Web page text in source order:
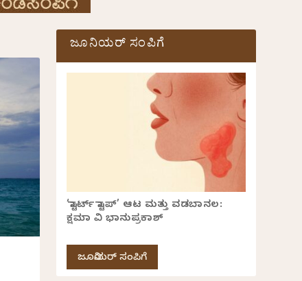
ಜೂನಿಯರ್ ಸಂಪಿಗೆ
‘ಸ್ಟಾರ್ಟ್ ಸ್ಟಾಪ್’ ಆಟ ಮತ್ತು ವಡಬಾನಲ:
ಕ್ಷಮಾ ವಿ ಭಾನುಪ್ರಕಾಶ್
ಜೂನಿಯರ್ ಸಂಪಿಗೆ